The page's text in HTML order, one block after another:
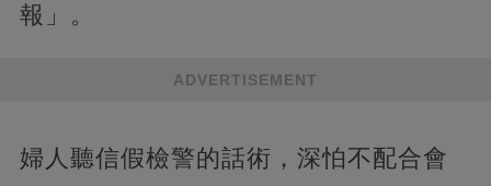
報」。
ADVERTISEMENT
婦人聽信假檢警的話術，深怕不配合會